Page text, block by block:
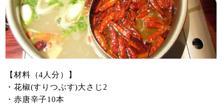
【材料（4人分）】
・花椒(すりつぶす)大さじ2
・赤唐辛子10本